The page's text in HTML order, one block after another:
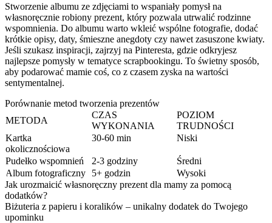
Stworzenie albumu ze zdjęciami to wspaniały pomysł na
własnoręcznie robiony prezent, który pozwala utrwalić rodzinne
wspomnienia. Do albumu warto wkleić wspólne fotografie, dodać
krótkie opisy, daty, śmieszne anegdoty czy nawet zasuszone kwiaty.
Jeśli szukasz inspiracji, zajrzyj na Pinteresta, gdzie odkryjesz
najlepsze pomysły w tematyce scrapbookingu. To świetny sposób,
aby podarować mamie coś, co z czasem zyska na wartości
sentymentalnej.
Porównanie metod tworzenia prezentów
METODA
CZAS
WYKONANIA
POZIOM
TRUDNOŚCI
Kartka
okolicznościowa
30-60 min Niski
Pudełko wspomnień 2-3 godziny
Średni
Album fotograficzny
5+ godzin
Wysoki
Jak urozmaicić własnoręczny prezent dla mamy za pomocą
dodatków?
Biżuteria z papieru i koralików – unikalny dodatek do Twojego
upominku